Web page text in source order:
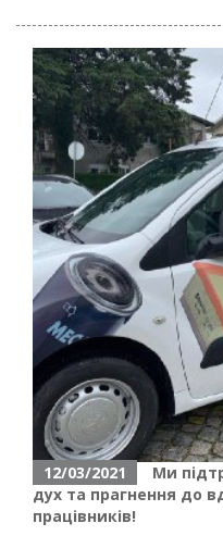
12/03/2021
Ми
дух та прагнення до
працівників!